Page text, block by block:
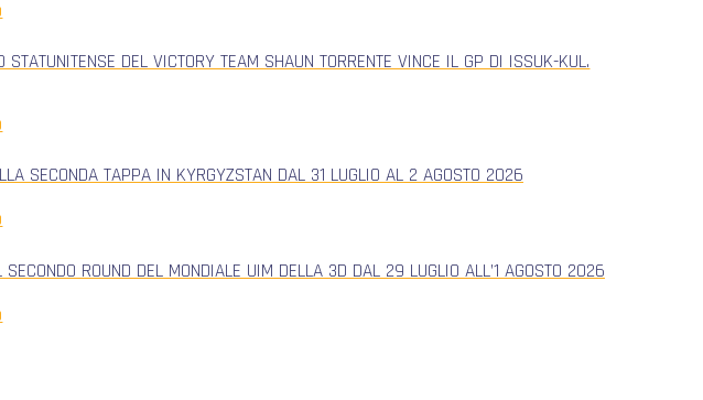
DEL VICTORY TEAM SHAUN TORRENTE VINCE IL GP DI ISSUK-KUL.
SECONDA TAPPA IN KYRGYZSTAN DAL 31 LUGLIO AL 2 AGOSTO 2026
ROUND DEL MONDIALE UIM DELLA 3D DAL 29 LUGLIO ALL’1 AGOSTO 2026